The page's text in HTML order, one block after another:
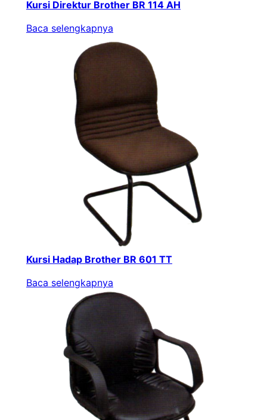
Kursi Direktur Brother BR 114 AH
Baca selengkapnya
Kursi Hadap Brother BR 601 TT
Baca selengkapnya